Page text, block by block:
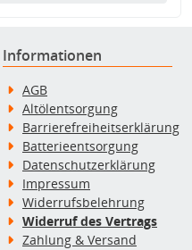
Informationen
AGB
Altölentsorgung
Barrierefreiheitserklärung
Batterieentsorgung
Datenschutzerklärung
Impressum
Widerrufsbelehrung
Widerruf des Vertrags
Zahlung & Versand